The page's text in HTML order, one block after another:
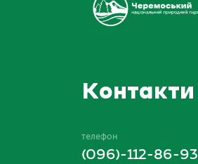
Контакти
телефон
(096)-112-86-93